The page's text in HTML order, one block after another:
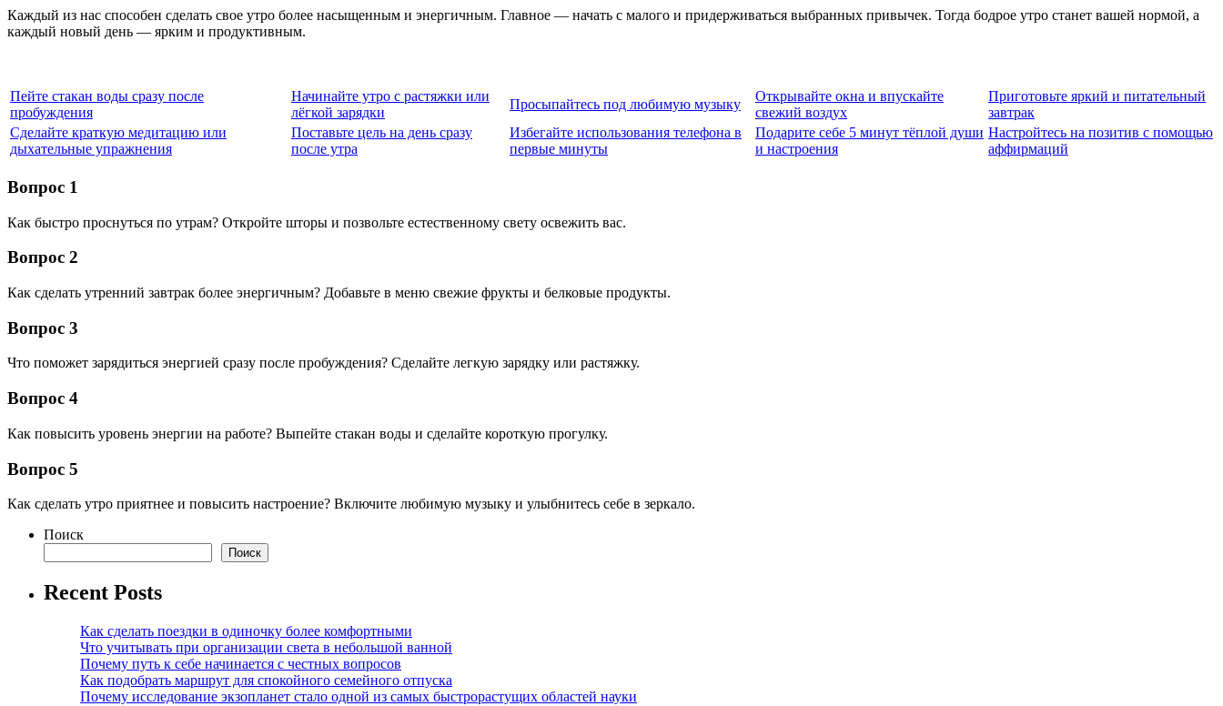
Каждый из нас способен сделать свое утро более насыщенным и энергичным. Главное — начать с малого и придерживаться выбранных привычек. Тогда бодрое утро станет вашей нормой, а
каждый новый день — ярким и продуктивным.
Пейте стакан воды сразу после
пробуждения
Начинайте утро с растяжки или
лёгкой зарядки
Просыпайтесь под любимую музыку
Открывайте окна и впускайте
свежий воздух
Приготовьте яркий и питательный
завтрак
Сделайте краткую медитацию или
дыхательные упражнения
Поставьте цель на день сразу
после утра
Избегайте использования телефона в
первые минуты
Подарите себе 5 минут тёплой души
и настроения
Настройтесь на позитив с помощью
аффирмаций
Вопрос 1
Как быстро проснуться по утрам? Откройте шторы и позвольте естественному свету освежить вас.
Вопрос 2
Как сделать утренний завтрак более энергичным? Добавьте в меню свежие фрукты и белковые продукты.
Вопрос 3
Что поможет зарядиться энергией сразу после пробуждения? Сделайте легкую зарядку или растяжку.
Вопрос 4
Как повысить уровень энергии на работе? Выпейте стакан воды и сделайте короткую прогулку.
Вопрос 5
Как сделать утро приятнее и повысить настроение? Включите любимую музыку и улыбнитесь себе в зеркало.
Поиск
Поиск
Recent Posts
Как сделать поездки в одиночку более комфортными
Что учитывать при организации света в небольшой ванной
Почему путь к себе начинается с честных вопросов
Как подобрать маршрут для спокойного семейного отпуска
Почему исследование экзопланет стало одной из самых быстрорастущих областей науки